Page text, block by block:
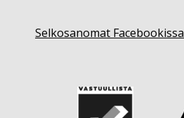
Selkosanomat Facebookissa